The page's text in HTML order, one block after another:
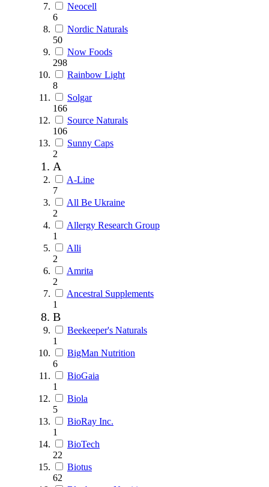
Neocell
6
Nordic Naturals
50
Now Foods
298
Rainbow Light
8
Solgar
166
Source Naturals
106
Sunny Caps
2
A
A-Line
7
All Be Ukraine
2
Allergy Research Group
1
Alli
2
Amrita
2
Ancestral Supplements
1
B
Beekeeper's Naturals
1
BigMan Nutrition
6
BioGaia
1
Biola
5
BioRay Inc.
1
BioTech
22
Biotus
62